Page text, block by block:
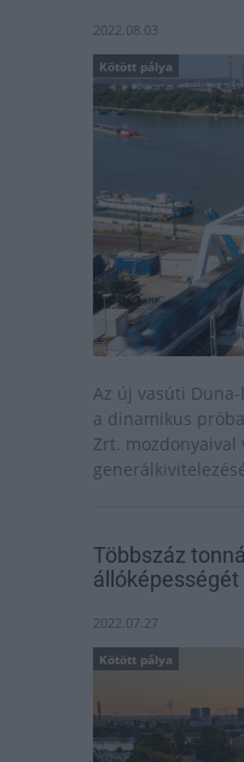
2022.08.03
Kötött pálya
Az új vasúti
a dinamikus
Zrt. mozdonyaival
Többszáz
állóképességét
2022.07.27
Kötött pálya